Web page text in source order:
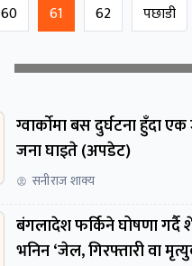
60 61 62 पछाडी
ग्वार्काेमा बस दुर्घटना हुँदा
जना घाइते (अपडेट)
सनीराज शाक्य
बंगलादेश फर्किने घोषणा
भनिन ‘जेल, गिरफ्तारी वा